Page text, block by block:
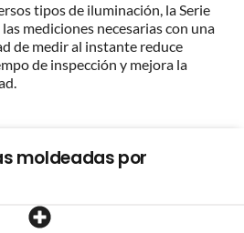
tipos de iluminación, la Serie
mediciones necesarias con una
de medir al instante reduce
de inspección y mejora la
moldeadas por